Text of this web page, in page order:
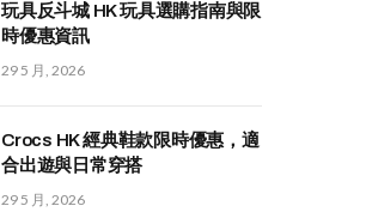
玩具反斗城 HK 玩具選購指南與限
時優惠資訊
29 5 月, 2026
Crocs HK 經典鞋款限時優惠，適
合出遊與日常穿搭
29 5 月, 2026